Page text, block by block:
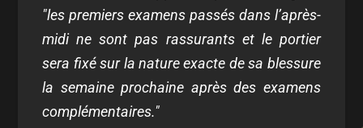
"les premiers examens passés dans l’après-
midi ne sont pas rassurants et le portier
sera fixé sur la nature exacte de sa blessure
la semaine prochaine après des examens
complémentaires."